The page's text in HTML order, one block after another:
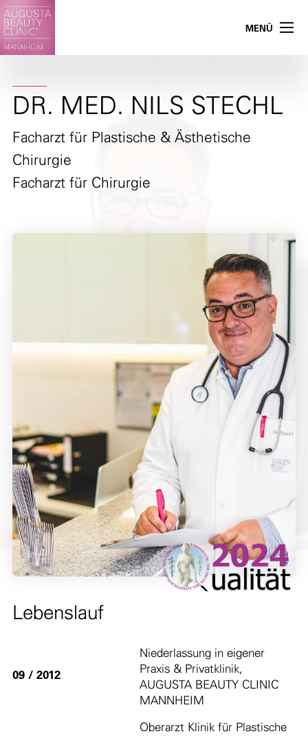
MENÜ
DR. MED. NILS STECHL
Facharzt für Plastische & Ästhetische
Chirurgie
Facharzt für Chirurgie
Lebenslauf
09 / 2012
Niederlassung in eigener
Praxis & Privatklinik,
AUGUSTA BEAUTY CLINIC
MANNHEIM
Oberarzt Klinik für Plastische